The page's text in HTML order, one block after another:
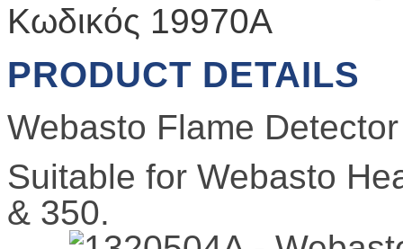
Κωδικός 19970A
PRODUCT DETAILS
Webasto Flame Detector
Suitable for Webasto
& 350.